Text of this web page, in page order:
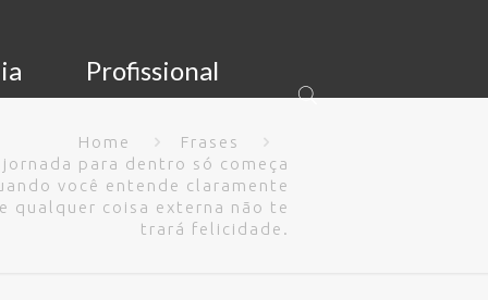
Profissional
Home
Frases
jornada para dentro só começa
você entende claramente
qualquer coisa externa não te
trará felicidade.